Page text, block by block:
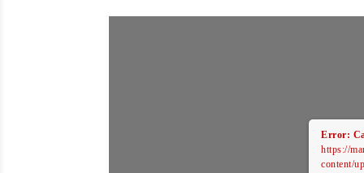
Error:
https://
content/